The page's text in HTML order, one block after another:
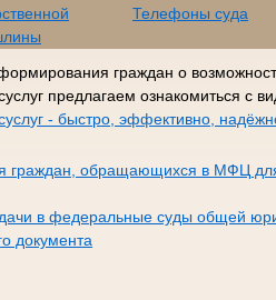
Телефоны суда
граждан о
предлагаем ознакомиться с
- быстро, эффективно,
граждан, обращающихся в МФЦ
в федеральные суды общей
документа